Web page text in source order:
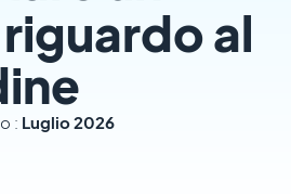
al
: Luglio 2026